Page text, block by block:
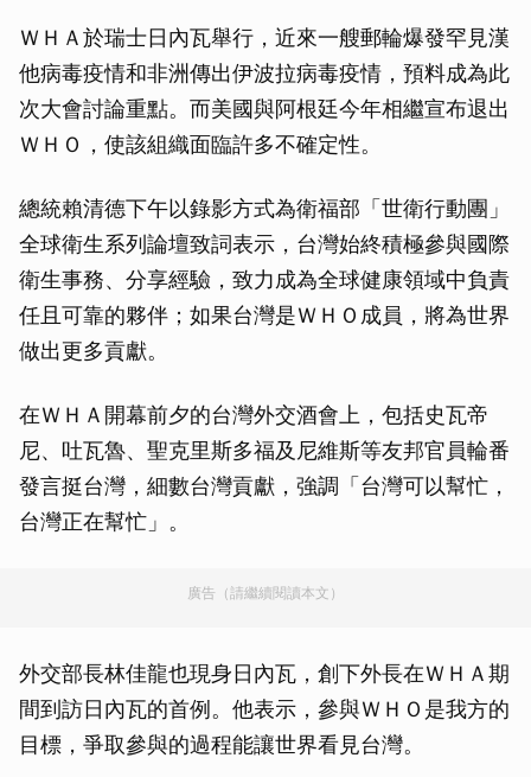
ＷＨＡ於瑞士日內瓦舉行，近來一艘郵輪爆發罕見漢
他病毒疫情和非洲傳出伊波拉病毒疫情，預料成為此
次大會討論重點。而美國與阿根廷今年相繼宣布退出
ＷＨＯ，使該組織面臨許多不確定性。
總統賴清德下午以錄影方式為衛福部「世衛行動團」
全球衛生系列論壇致詞表示，台灣始終積極參與國際
衛生事務、分享經驗，致力成為全球健康領域中負責
任且可靠的夥伴；如果台灣是ＷＨＯ成員，將為世界
做出更多貢獻。
在ＷＨＡ開幕前夕的台灣外交酒會上，包括史瓦帝
尼、吐瓦魯、聖克里斯多福及尼維斯等友邦官員輪番
發言挺台灣，細數台灣貢獻，強調「台灣可以幫忙，
台灣正在幫忙」。
廣告（請繼續閱讀本文）
外交部長林佳龍也現身日內瓦，創下外長在ＷＨＡ期
間到訪日內瓦的首例。他表示，參與ＷＨＯ是我方的
目標，爭取參與的過程能讓世界看見台灣。